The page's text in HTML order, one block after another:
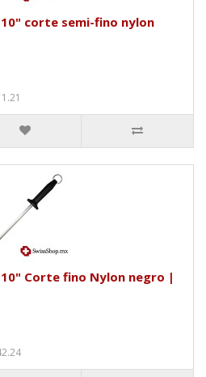
corte semi-fino nylon
Corte fino Nylon negro |